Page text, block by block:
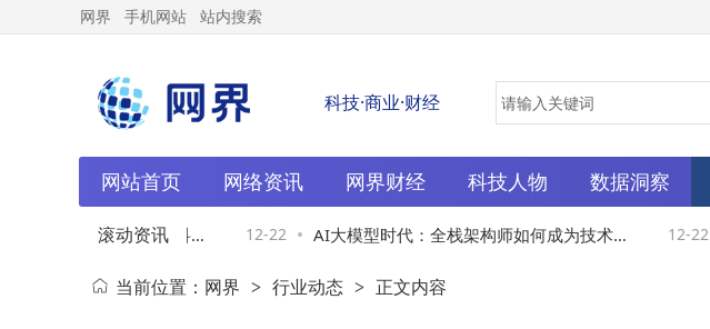
网界 手机网站 站内搜索
科技·商业·财经
网站首页 网络资讯 网界财经 科技人物 数据洞察
滚动资讯
主创新之笔，绘就科技 12-22 AI大模型时代：全栈架构师如何成为技术生
态的驾驭者？
12-22
当前位置： 网界 > 行业动态 > 正文内容